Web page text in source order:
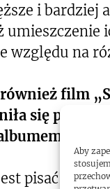
Aby
i bardziej
umieszczenie
względu na
film
się praca
pisać